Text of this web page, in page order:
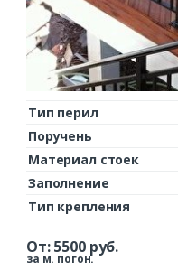
Тип перил
Поручень
Материал стоек
Заполнение
Тип крепления
От:5500руб.
за м. погон.